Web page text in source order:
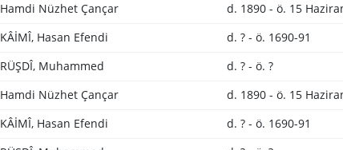
Hamdi Nüzhet Çançar d. 1890 - ö. 15
KÂİMÎ, Hasan Efendi d. ? - ö. 1690-91
RÜŞDÎ, Muhammed d. ? - ö. ?
Hamdi Nüzhet Çançar d. 1890 - ö. 15
KÂİMÎ, Hasan Efendi d. ? - ö. 1690-91